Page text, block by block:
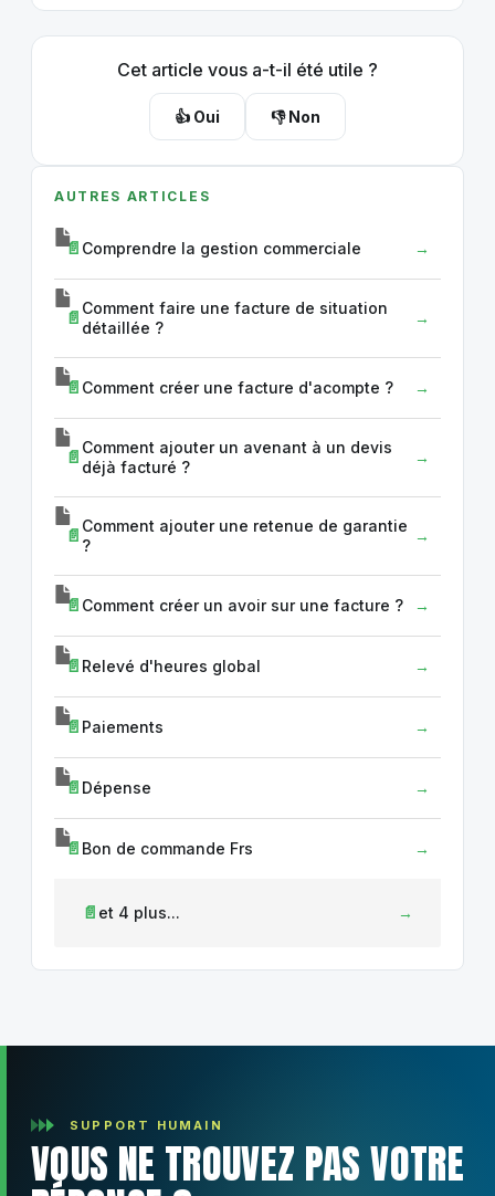
Cet article vous a-t-il été utile ?
👍 Oui 👎 Non
AUTRES ARTICLES
Comprendre la gestion commerciale
Comment faire une facture de situation
détaillée ?
Comment créer une facture d'acompte ?
Comment ajouter un avenant à un devis
déjà facturé ?
Comment ajouter une retenue de garantie
?
Comment créer un avoir sur une facture ?
Relevé d'heures global
Paiements
Dépense
Bon de commande Frs
et 4 plus...
SUPPORT HUMAIN
VOUS NE TROUVEZ PAS VOTRE